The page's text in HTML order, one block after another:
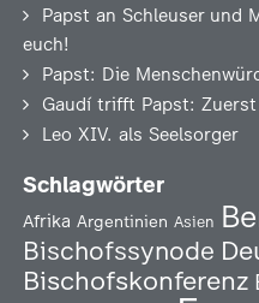
Papst an Schleuser und
euch!
Papst: Die
Gaudí trifft Papst:
Leo XIV. als Seelsorger
Schlagwörter
Afrika Argentinien Asien
Bischofssynode
Bischofskonferenz